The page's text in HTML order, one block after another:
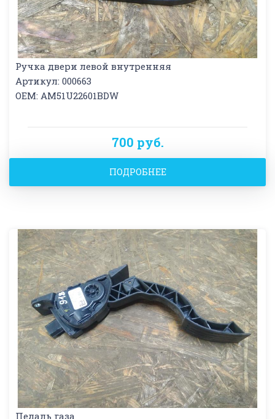
Ручка двери левой внутренняя
Артикул: 000663
OEM: AM51U22601BDW
700 руб.
ПОДРОБНЕЕ
Педаль газа